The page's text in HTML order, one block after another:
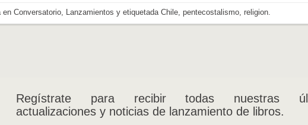
en Conversatorio, Lanzamientos y etiquetada Chile, pentecostalismo, religion.
Regístrate para recibir todas nuestras
actualizaciones y noticias de lanzamiento de libros.